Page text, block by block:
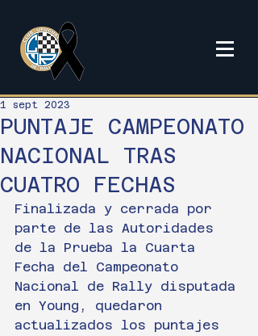
PUNTAJE CAMPEONATO
NACIONAL TRAS
CUATRO FECHAS
1 sept 2023
Finalizada y cerrada por
parte de las Autoridades
de la Prueba la Cuarta
Fecha del Campeonato
Nacional de Rally disputada
en Young, quedaron
actualizados los puntajes